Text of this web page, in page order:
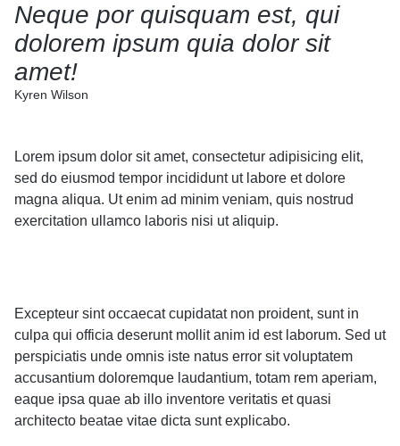
Neque por quisquam est, qui
dolorem ipsum quia dolor sit
amet!
Kyren Wilson
Lorem ipsum dolor sit amet, consectetur adipisicing elit,
sed do eiusmod tempor incididunt ut labore et dolore
magna aliqua. Ut enim ad minim veniam, quis nostrud
exercitation ullamco laboris nisi ut aliquip.
Excepteur sint occaecat cupidatat non proident, sunt in
culpa qui officia deserunt mollit anim id est laborum. Sed ut
perspiciatis unde omnis iste natus error sit voluptatem
accusantium doloremque laudantium, totam rem aperiam,
eaque ipsa quae ab illo inventore veritatis et quasi
architecto beatae vitae dicta sunt explicabo.